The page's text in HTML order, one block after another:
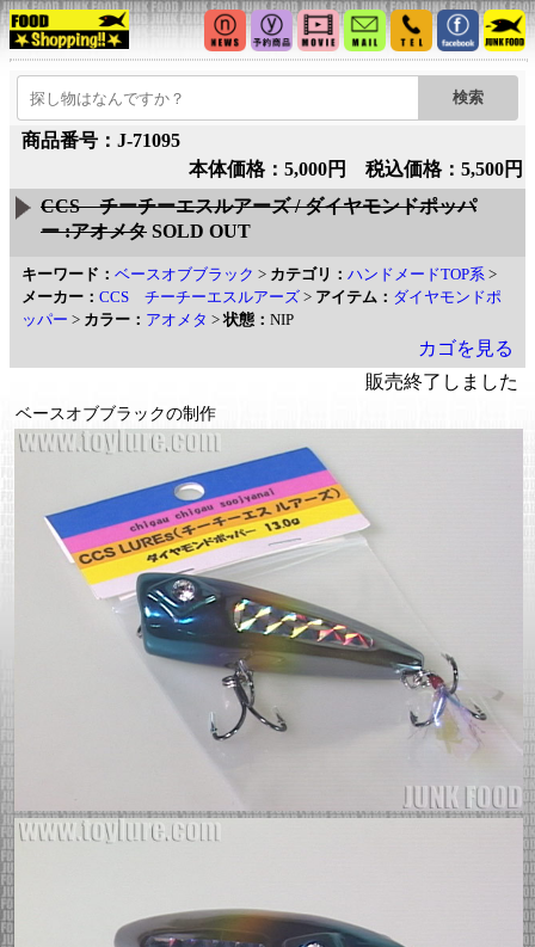
商品番号：J-71095
本体価格：5,000円 税込価格：5,500円
CCS チーチーエスルアーズ / ダイヤモンドポッパ
ー :アオメタ SOLD OUT
キーワード： ベースオブブラック > カテゴリ： ハンドメードTOP系 >
メーカー： CCS チーチーエスルアーズ > アイテム： ダイヤモンドポ
ッパー > カラー： アオメタ >状態： NIP
カゴを見る
販売終了しました
ベースオブブラックの制作